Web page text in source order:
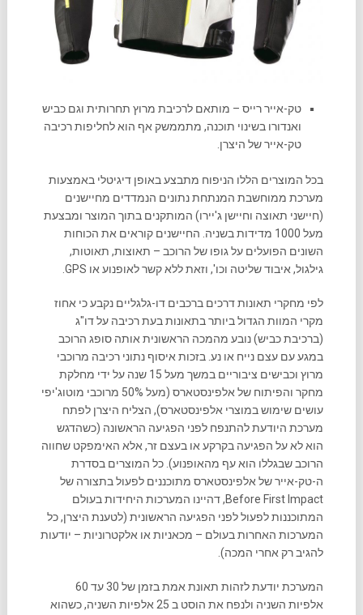
טק-אייר רייס – מותאם לרכיבת מרוץ תחרותית וגם כביש
ואנדורו בשינוי תוכנה, מתממשק אף הוא לחליפות רכיבה
טק-אייר של היצרן.
בכל המוצרים הללו הניפוח מתבצע באופן דיגיטלי באמצעות
מערכת ממוחשבת המנתחת נתונים הנמדדים מחיישנים
(חיישני תאוצה וחיישן ג'יירו) המותקנים בתוך המוצר ומבצעת
מעל 1000 מדידות בשניה. החיישנים קוראים את הכוחות
השונים הפועלים על גופו של הרוכב – תאוצות, תאוטות,
גילגול, איבוד שליטה וכו', וזאת ללא קשר לאופנוע או GPS.
לפי מחקרי תאונות דרכים ברכבים דו-גלגליים נקבע כי אחוז
מקרי המוות הגדול ביותר בתאונות בעת רכיבה על דו"ג
(ברכיבת כביש) נובע מהמכה הראשונית אותה סופג הרוכב
במגע עם עצם נייח או נע. בזכות איסוף נתוני רכיבה מרוכבי
מרוץ וכבישים ציבוריים במשך מעל 15 שנה על ידי מחלקת
מחקר והפיתוח של אלפינסטארס (מעל 50% מרוכבי מוטוג'יפי
עושים שימוש במוצרי אלפינסטארס), הצליח היצרן לפתח
מערכת היודעת להתנפח לפני הפגיעה הראשונה (כשהדגש
הוא לא על הפגיעה בקרקע או בעצם זר, אלא האימפקט שחווה
הרוכב שבגללו הוא עף מהאופנוע). כל המוצרים בסדרת
ה-טק-אייר של אלפינסטארס מתוכננים לפעול בתצורה של
Before First Impact, דהיינו המערכות היחידות בעולם
המתוכננות לפעול לפני הפגיעה הראשונית (לטענת היצרן, כל
המערכות האחרות בעולם – מכאניות או אלקטרוניות – יודעות
להגיב רק אחרי המכה).
המערכת יודעת לזהות תאונת אמת בזמן של 30 עד 60
אלפיות השניה ולנפח את הוסט ב 25 אלפיות השניה, כשהוא